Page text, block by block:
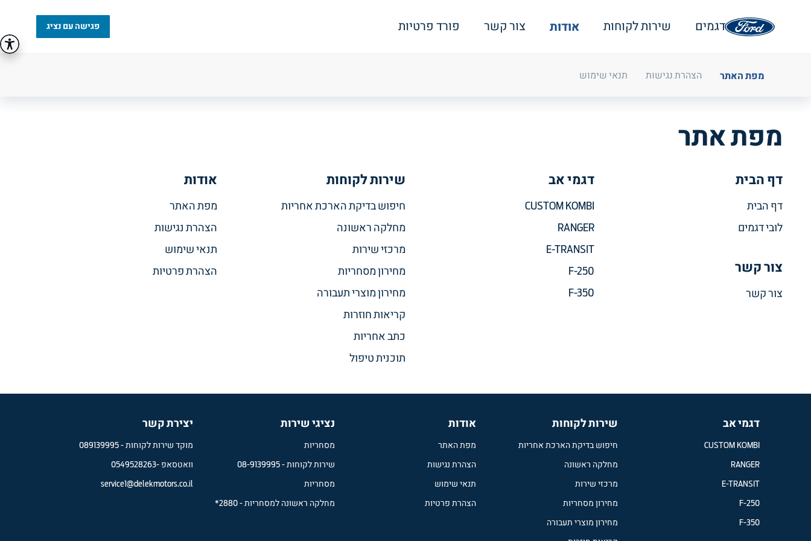
דגמים שירות לקוחות אודות צור קשר פורד פרטיות פגישה עם נציג
מפת האתר הצהרת נגישות תנאי שימוש
מפת אתר
דף הבית
דף הבית
לובי דגמים
צור קשר
צור קשר
דגמי אב
CUSTOM KOMBI
RANGER
E-TRANSIT
F-250
F-350
שירות לקוחות
חיפוש בדיקת הארכת אחריות
מחלקה ראשונה
מרכזי שירות
מחירון מסחריות
מחירון מוצרי תעבורה
קריאות חוזרות
כתב אחריות
תוכנית טיפול
אודות
מפת האתר
הצהרת נגישות
תנאי שימוש
הצהרת פרטיות
דגמי אב
CUSTOM KOMBI
RANGER
E-TRANSIT
F-250
F-350
שירות לקוחות
חיפוש בדיקת הארכת אחריות
מחלקה ראשונה
מרכזי שירות
מחירון מסחריות
מחירון מוצרי תעבורה
אודות
מפת האתר
הצהרת נגישות
תנאי שימוש
הצהרת פרטיות
נציגי שירות
מסחריות
שירות לקוחות -
08-9139995
מסחריות
מחלקה ראשונה למסחריות -
2880*
יצירת קשר
מוקד שירות לקוחות - 089139995
וואטסאפ -0549528263
service1@delekmotors.co.il